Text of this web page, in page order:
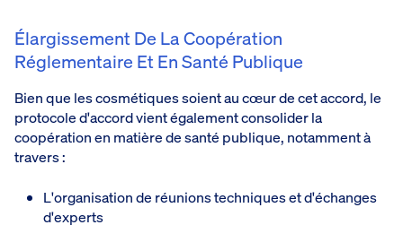
Élargissement De La Coopération
Réglementaire Et En Santé Publique
Bien que les cosmétiques soient au cœur de cet accord, le
protocole d'accord vient également consolider la
coopération en matière de santé publique, notamment à
travers :
L'organisation de réunions techniques et d'échanges
d'experts